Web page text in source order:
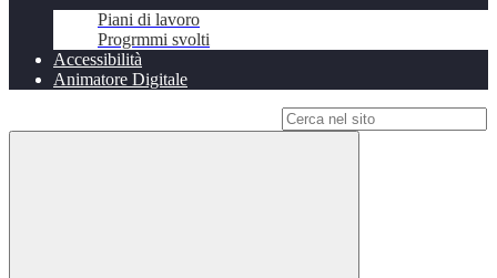
Piani di lavoro
Progrmmi svolti
Accessibilità
Animatore Digitale